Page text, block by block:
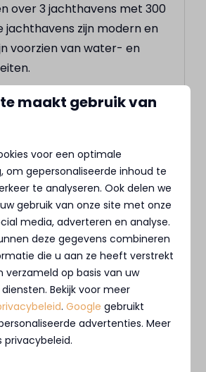
over 3 jachthavens met 300
jachthavens zijn modern en
voorzien van water- en
Nederrijn biedt vele
maakt gebruik van
voor een optimale
om gepersonaliseerde inhoud te
te analyseren. Ook delen we
gebruik van onze site met onze
media, adverteren en analyse.
deze gegevens combineren
die u aan ze heeft verstrekt
verzameld op basis van uw
Bekijk voor meer
.Google gebruikt
advertenties. Meer
privacybeleid.